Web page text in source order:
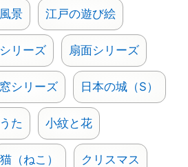
景 江戸の遊び絵
リーズ 扇面シリーズ
シリーズ 日本の城（S）
た 小紋と花
猫（ねこ） クリスマス